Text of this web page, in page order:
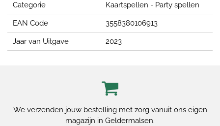
Categorie Kaartspellen - Party spellen
EAN Code 3558380106913
Jaar van Uitgave 2023
We verzenden jouw bestelling met zorg vanuit ons eigen
magazijn in Geldermalsen.